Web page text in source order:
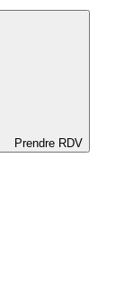
Prendre RDV